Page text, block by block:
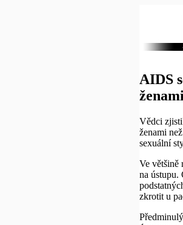
AIDS
Vědci
ženami
sexuální
Ve většině
na ústupu.
zkrotit u